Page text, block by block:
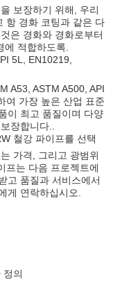
보장하기 위해, 우리
항 경화 코팅과 같은 다
은 경화와 경화로부터
에 적합하도록.
5L, EN10219,
A53, ASTM A500, API
여 가장 높은 산업 표준
이 최고 품질이며 다양
장합니다..
철강 파이프를 선택
가격, 그리고 광범위
프는 다음 프로젝트에
고 품질과 서비스에서
게 연락하십시오.
정의